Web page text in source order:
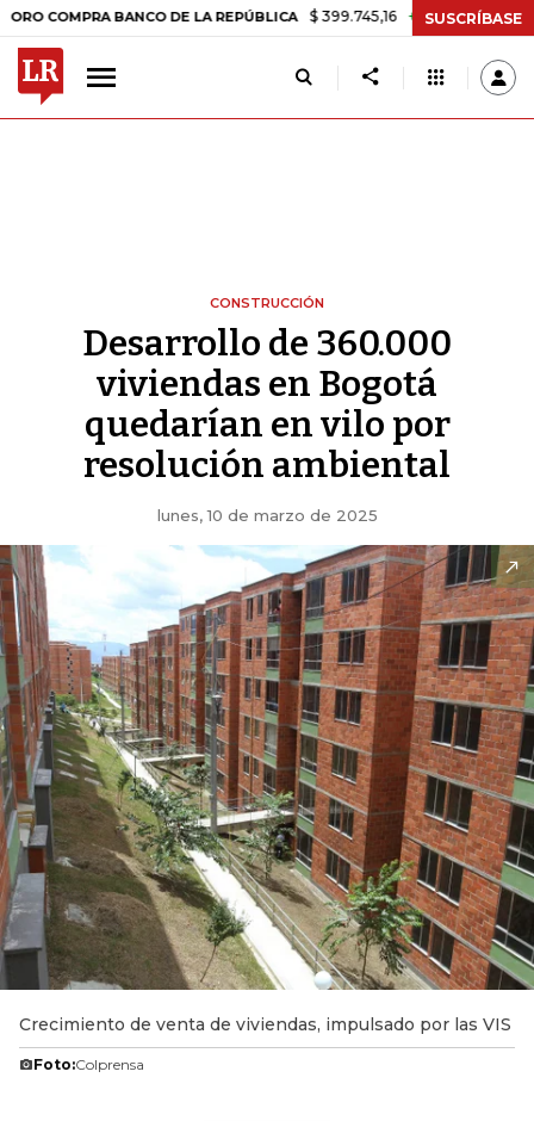
BANCO DE LA REPÚBLICA $ 399.745,16 +$ 2.295,71 +0,58%
SUSCRÍBASE
CONSTRUCCIÓN
Desarrollo de 360.000
viviendas en Bogotá
quedarían en vilo por
resolución ambiental
lunes, 10 de marzo de 2025
Crecimiento de venta de viviendas, impulsado por las VIS
Foto:Colprensa